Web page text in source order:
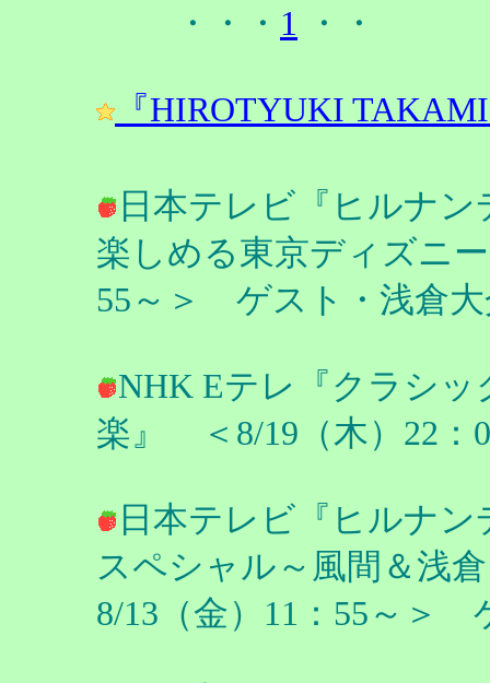
・・・ 1 ・・
『HIROTYUKI
日本テレビ『ヒルナ
楽しめる東京ディズニ
55～＞ ゲスト・浅倉大
NHK Eテレ『クラシ
楽』 ＜8/19（木）22
日本テレビ『ヒルナ
スペシャル～風間＆浅
8/13（金）11：55～＞